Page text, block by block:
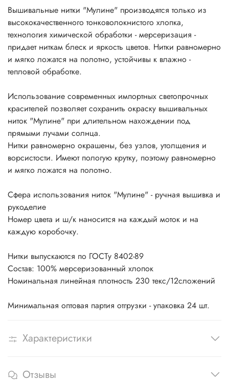
Вышивальные нитки "Мулине" производятся только из
высококачественного тонковолокнистого хлопка,
технология химической обработки - мерсеризация -
придает ниткам блеск и яркость цветов. Нитки равномерно
и мягко ложатся на полотно, устойчивы к влажно -
тепловой обработке.
Использование современных импортных светопрочных
красителей позволяет сохранить окраску вышивальных
ниток "Мулине" при длительном нахождении под
прямыми лучами солнца.
Нитки равномерно окрашены, без узлов, утолщения и
ворсистости. Имеют пологую крутку, поэтому равномерно
и мягко ложатся на полотно.
Сфера использования ниток "Мулине" - ручная вышивка и
рукоделие
Номер цвета и ш/к наносится на каждый моток и на
каждую коробочку.
Нитки выпускаются по ГОСТу 8402-89
Состав: 100% мерсеризованный хлопок
Номинальная линейная плотность 230 текс/12сложений
Минимальная оптовая партия отгрузки - упаковка 24 шт.
Характеристики
Отзывы